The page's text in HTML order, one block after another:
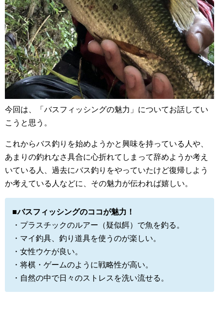
今回は、「バスフィッシングの魅力」についてお話してい
こうと思う。
これからバス釣りを始めようかと興味を持っている人や、
あまりの釣れなさ具合に心折れてしまって辞めようか考え
いている人、過去にバス釣りをやっていたけど復帰しよう
か考えている人などに、その魅力が伝われば嬉しい。
■バスフィッシングのココが魅力！
・プラスチックのルアー（疑似餌）で魚を釣る。
・マイ釣具、釣り道具を使うのが楽しい。
・女性ウケが良い。
・将棋・ゲームのように戦略性が高い。
・自然の中で日々のストレスを洗い流せる。